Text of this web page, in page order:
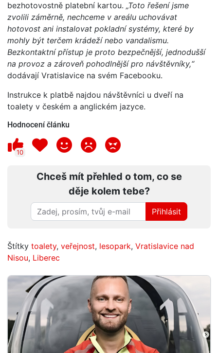
bezhotovostně platební kartou. „Toto řešení jsme
zvolili záměrně, nechceme v areálu uchovávat
hotovost ani instalovat pokladní systémy, které by
mohly být terčem krádeží nebo vandalismu.
Bezkontaktní přístup je proto bezpečnější, jednodušší
na provoz a zároveň pohodlnější pro návštěvníky,“
dodávají Vratislavice na svém Facebooku.
Instrukce k platbě najdou návštěvníci u dveří na
toalety v českém a anglickém jazyce.
Hodnocení článku
10
Chceš mít přehled o tom, co se
děje kolem tebe?
Přihlásit
Štítky toalety, veřejnost, lesopark, Vratislavice nad
Nisou, Liberec